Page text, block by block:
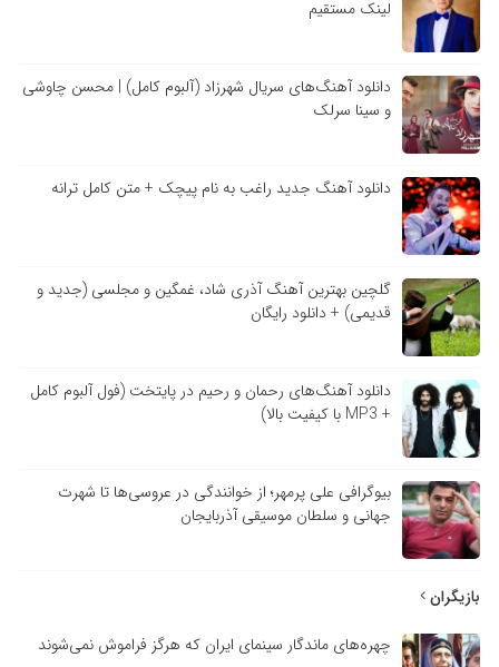
لینک مستقیم
دانلود آهنگ‌های سریال شهرزاد (آلبوم کامل) | محسن چاوشی
و سینا سرلک
دانلود آهنگ جدید راغب به نام پیچک + متن کامل ترانه
گلچین بهترین آهنگ آذری شاد، غمگین و مجلسی (جدید و
قدیمی) + دانلود رایگان
دانلود آهنگ‌های رحمان و رحیم در پایتخت (فول آلبوم کامل
+ MP3 با کیفیت بالا)
بیوگرافی علی پرمهر؛ از خوانندگی در عروسی‌ها تا شهرت
جهانی و سلطان موسیقی آذربایجان
چهره‌های ماندگار سینمای ایران که هرگز فراموش نمی‌شوند